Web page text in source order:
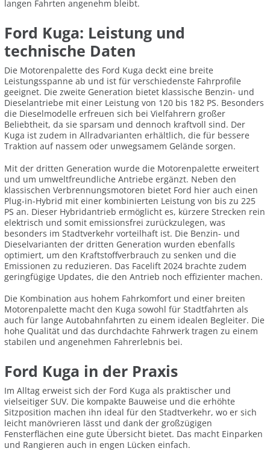
langen Fahrten angenehm bleibt.
Ford Kuga: Leistung und
technische Daten
Die Motorenpalette des Ford Kuga deckt eine breite
Leistungsspanne ab und ist für verschiedenste Fahrprofile
geeignet. Die zweite Generation bietet klassische Benzin- und
Dieselantriebe mit einer Leistung von 120 bis 182 PS. Besonders
die Dieselmodelle erfreuen sich bei Vielfahrern großer
Beliebtheit, da sie sparsam und dennoch kraftvoll sind. Der
Kuga ist zudem in Allradvarianten erhältlich, die für bessere
Traktion auf nassem oder unwegsamem Gelände sorgen.
Mit der dritten Generation wurde die Motorenpalette erweitert
und um umweltfreundliche Antriebe ergänzt. Neben den
klassischen Verbrennungsmotoren bietet Ford hier auch einen
Plug-in-Hybrid mit einer kombinierten Leistung von bis zu 225
PS an. Dieser Hybridantrieb ermöglicht es, kürzere Strecken rein
elektrisch und somit emissionsfrei zurückzulegen, was
besonders im Stadtverkehr vorteilhaft ist. Die Benzin- und
Dieselvarianten der dritten Generation wurden ebenfalls
optimiert, um den Kraftstoffverbrauch zu senken und die
Emissionen zu reduzieren. Das Facelift 2024 brachte zudem
geringfügige Updates, die den Antrieb noch effizienter machen.
Die Kombination aus hohem Fahrkomfort und einer breiten
Motorenpalette macht den Kuga sowohl für Stadtfahrten als
auch für lange Autobahnfahrten zu einem idealen Begleiter. Die
hohe Qualität und das durchdachte Fahrwerk tragen zu einem
stabilen und angenehmen Fahrerlebnis bei.
Ford Kuga in der Praxis
Im Alltag erweist sich der Ford Kuga als praktischer und
vielseitiger SUV. Die kompakte Bauweise und die erhöhte
Sitzposition machen ihn ideal für den Stadtverkehr, wo er sich
leicht manövrieren lässt und dank der großzügigen
Fensterflächen eine gute Übersicht bietet. Das macht Einparken
und Rangieren auch in engen Lücken einfach.